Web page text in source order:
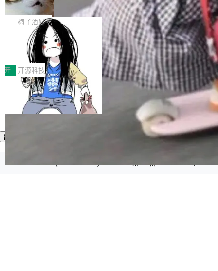
但对于金融、能源、医疗等对数据安全要求较...
Token花在哪里、算力是否被充分利用，以及持
续增长的AI成本该如何优化。 深信服AI算力网关
正是围绕这些实际问题，从Token治理和成本治
理两个方面，让用户的每一份算力都看得清、管
得住、用得稳、省得下、更安全！ 一、从现在开
始，Token使用一目...
不是一个人走。一同离开的还有 Sanjay Ghema
wat（Google 员工编号 23，Jeff Dean 二十多
年的编程搭档，MapReduce 和 Bigtable 的共同
作者）、Quoc Le（Google 大脑核心成员，Se
q2Seq 和 DocAI 的共同发明人）以及 Oriol Vin
yals（Gemini 联合负责人，AlphaSta...
字体可调、22 种语言、记忆搜索增强
打开终端就能上岗的全中文编码智能体，这一轮
把「看得清、用母语、记得住」三件事一次补
齐。 SolonCode 是什么 SolonCode 是杭州无
耳科技研发的企业级终端编码智能体——一位全
中文驱动的数字员工，自主理解需求、规划步
骤、编写代码。不挑模型、不挑平台，curl 一行
装完即用。 开源地址：Gitee · GitCode · GitHu
b 安装 支持 Java 8+（8~26）、macOS / Linu
x / Windows / Harmony PC。 # macOS / Linu
x / Harmony PC curl -fsSL https://solon.noea
梅子酒好吃
让“代码语义理解”深度释放AI Coding
价值潜能：华为云码道（CodeArts）
代码仓技术解析
一、代码仓深度理解技术的作用与价值 在软件工
程实践中，代码仓是企业核心知识资产的主要载
体。企业级代码仓库通常包含数十万乃至数百万
个文件，其规模远超单次模型调用可承载的上下
文窗口。随着项目规模的持续扩张与代码历史的
不断累积，代码仓中的模块关系、接口契约、业
务逻辑等关键信息往往分散于数十乃至数百个文
件之中，形成高度复杂的知识关联网络。传统的
开 开源科技